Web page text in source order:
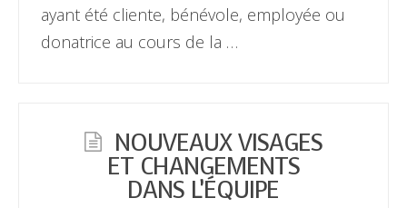
ayant été cliente, bénévole, employée ou
donatrice au cours de la …
NOUVEAUX VISAGES
ET CHANGEMENTS
DANS L’ÉQUIPE